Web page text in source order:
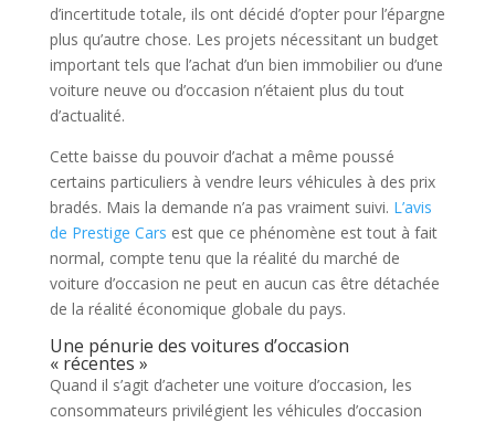
d’incertitude totale, ils ont décidé d’opter pour l’épargne
plus qu’autre chose. Les projets nécessitant un budget
important tels que l’achat d’un bien immobilier ou d’une
voiture neuve ou d’occasion n’étaient plus du tout
d’actualité.
Cette baisse du pouvoir d’achat a même poussé
certains particuliers à vendre leurs véhicules à des prix
bradés. Mais la demande n’a pas vraiment suivi. L’avis
de Prestige Cars est que ce phénomène est tout à fait
normal, compte tenu que la réalité du marché de
voiture d’occasion ne peut en aucun cas être détachée
de la réalité économique globale du pays.
Une pénurie des voitures d’occasion
« récentes »
Quand il s’agit d’acheter une voiture d’occasion, les
consommateurs privilégient les véhicules d’occasion